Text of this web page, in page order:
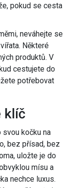
pokud se cesta
neváhejte se
Některé
produktů. V
cestujete do
potřebovat
klíč
kočku na
bez přísad, bez
uložte je do
mísu a
nechce luxus.